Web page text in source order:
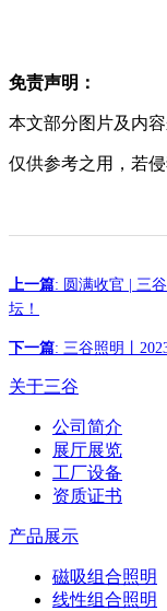
免责声明：
本文部分图片及内
仅供参考之用，若
上一篇: 圆满收官 | 三
坛！
下一篇: 三谷照明丨
关于三谷
公司简介
展厅展览
工厂设备
资质证书
产品展示
磁吸组合照明
线性组合照明